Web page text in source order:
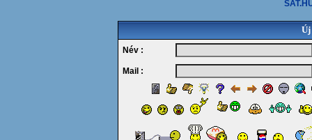
Új
Név :
Mail :